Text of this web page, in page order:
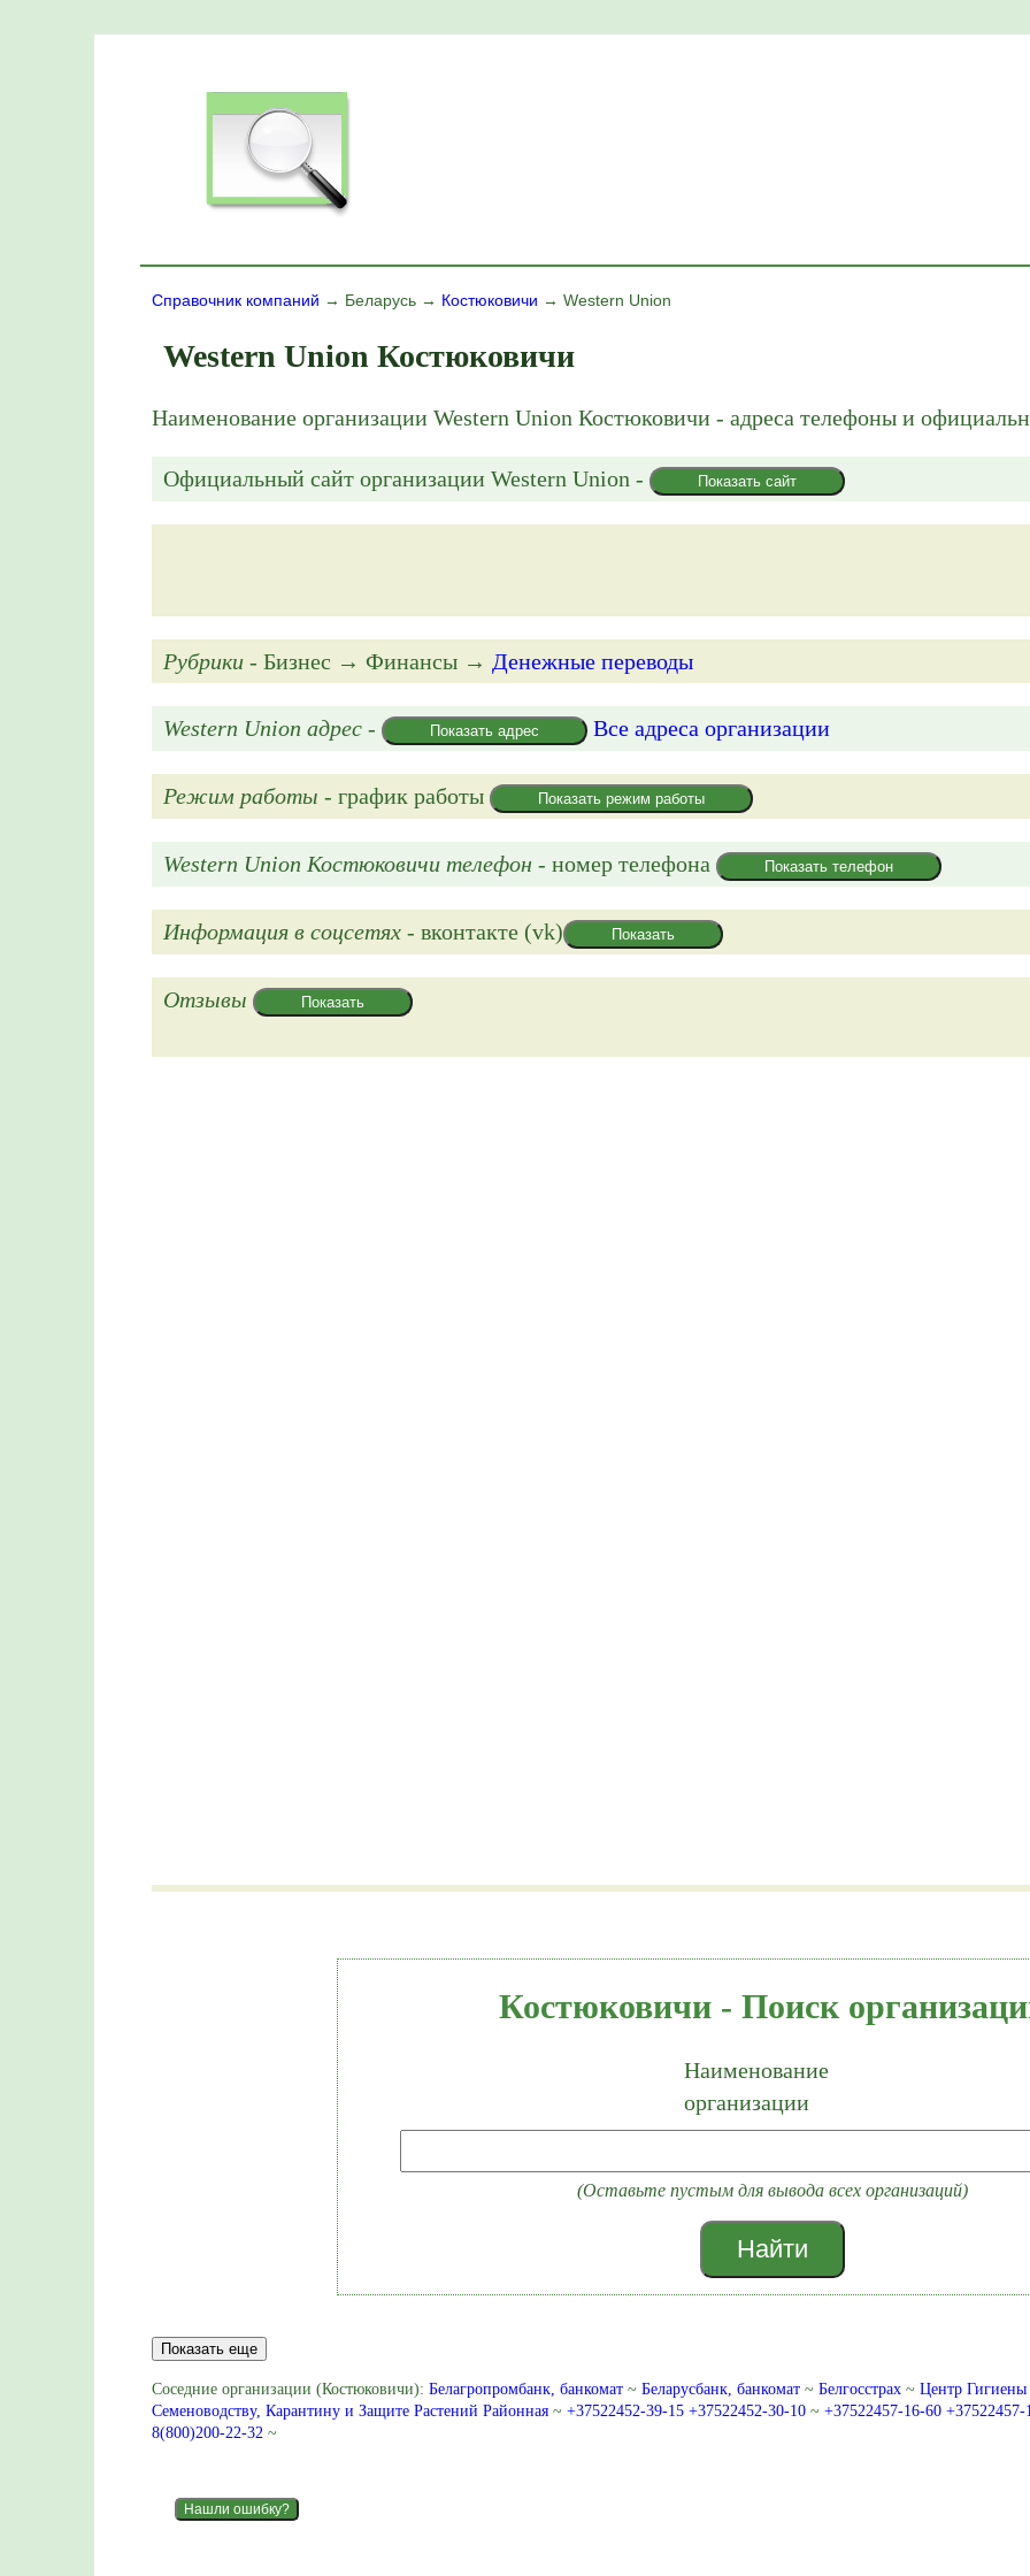
Справочник компаний → Беларусь → Костюковичи → Western Union
Western Union Костюковичи
Наименование организации Western Union Костюковичи - адреса телефоны и
Официальный сайт организации Western Union - Показать сайт
Рубрики - Бизнес → Финансы → Денежные переводы
Western Union адрес - Показать адрес Все адреса организации
Режим работы - график работы Показать режим работы
Western Union Костюковичи телефон - номер телефона Показать телефон
Информация в соцсетях - вконтакте (vk) Показать
Отзывы Показать
Костюковичи - Поиск
Наименование
организации
(Оставьте пустым для вывода всех организаций)
Найти
Показать еще
Соседние организации (Костюковичи): Белагропромбанк, банкомат ~ Беларусбанк, банкомат ~ Белгосстрах ~ Центр
Семеноводству, Карантину и Защите Растений Районная ~ +37522452-39-15 +37522452-30-10 ~ +37522457-16-60
8(800)200-22-32 ~
Нашли ошибку?